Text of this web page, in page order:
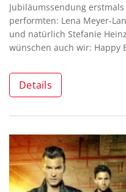
Jubiläumssendung
performten: Lena Meyer-
und natürlich Stefanie
wünschen auch wir: Happy
Details